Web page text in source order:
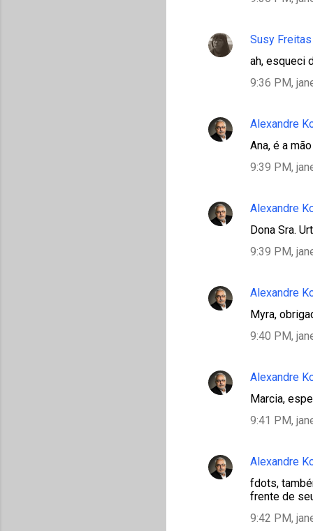
Susy Freitas
ah, esqueci
9:36 PM,
Alexandre
Ana, é a
9:39 PM,
Alexandre
Dona Sra.
9:39 PM,
Alexandre
Myra,
9:40 PM,
Alexandre
Marcia,
9:41 PM,
Alexandre
fdots,
frente de
9:42 PM,